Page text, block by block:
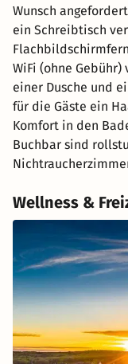
Wunsch
ein Schreibtisch
WiFi (ohne
einer Dusche und
für die Gäste ein
Komfort in den
Buchbar sind
Wellness &